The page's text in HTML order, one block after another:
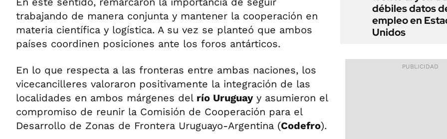
trabajando de manera conjunta y mantener la cooperación en
materia científica y logística. A su vez se planteó que ambos
países coordinen posiciones ante los foros antárticos.
En lo que respecta a las fronteras entre ambas naciones, los
vicecancilleres valoraron positivamente la integración de las
localidades en ambos márgenes del río Uruguayy asumieron el
compromiso de reunir la Comisión de Cooperación para el
Desarrollo de Zonas de Frontera Uruguayo-Argentina (Codefro).
débiles datos
empleo en
Unidos